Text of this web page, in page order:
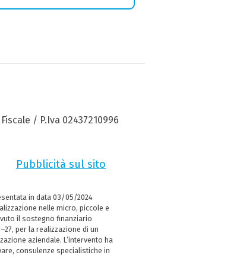
/ P.Iva 02437210996
Pubblicità sul sito
in data 03/05/2024
nelle micro, piccole e
il sostegno finanziario
per la realizzazione di un
aziendale. L’intervento ha
consulenze specialistiche in